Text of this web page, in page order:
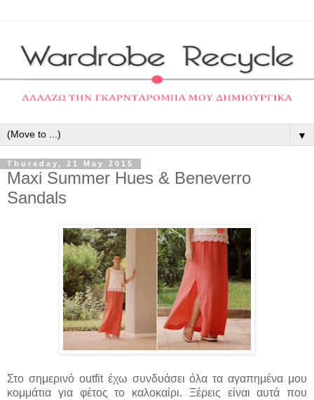
▼
Thursday, 21 May 2015
Maxi Summer Hues & Beneverro
Sandals
Στο σημερινό outfit έχω συνδυάσει όλα τα αγαπημένα μου
κομμάτια για φέτος το καλοκαίρι. Ξέρεις είναι αυτά που